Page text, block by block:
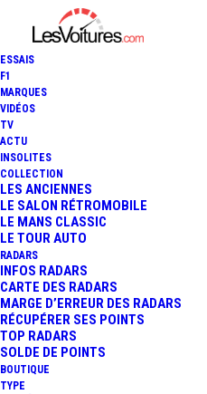
ESSAIS
F1
MARQUES
VIDÉOS
TV
ACTU
INSOLITES
COLLECTION
LES ANCIENNES
LE SALON RÉTROMOBILE
LE MANS CLASSIC
LE TOUR AUTO
RADARS
INFOS RADARS
CARTE DES RADARS
MARGE D’ERREUR DES RADARS
RÉCUPÉRER SES POINTS
TOP RADARS
SOLDE DE POINTS
BOUTIQUE
TYPE
UN VRAI
CHINOIS"
4 Minutes